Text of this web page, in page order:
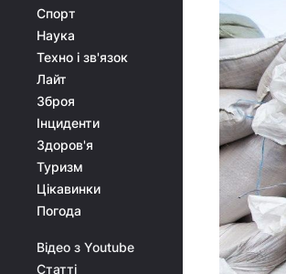
Спорт
Наука
Техно і зв'язок
Лайт
Зброя
Інциденти
Здоров'я
Туризм
Цікавинки
Погода
Відео з Youtube
Статті